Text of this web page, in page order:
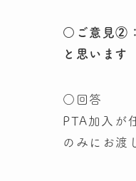
○ご意見②：
と思います
○回答
PTA加入が
のみにお渡